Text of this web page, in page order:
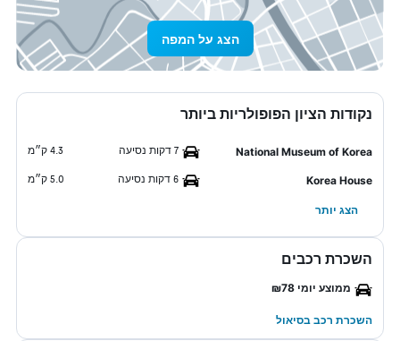
הצג על המפה
נקודות הציון הפופולריות ביותר
National Museum of Korea 7 דקות נסיעה 4.3 ק״מ
Korea House 6 דקות נסיעה 5.0 ק״מ
הצג יותר
השכרת רכבים
ממוצע יומי ₪78
השכרת רכב בסיאול